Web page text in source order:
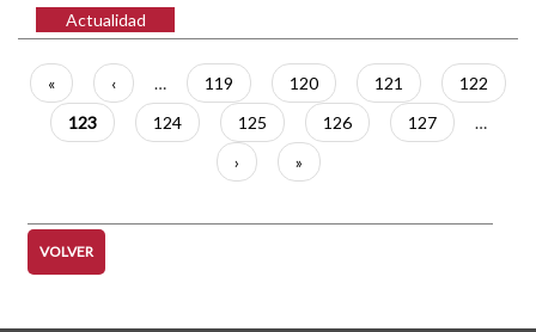
Actualidad
Paginación
Primera
página
«
Página
anterior
‹ … Página
119 Página
120 Página
121 Página
122
Página
actual
123 Página
124 Página
125 Página
126 Página
127
…
Siguiente
página
›
Última
página
»
VOLVER